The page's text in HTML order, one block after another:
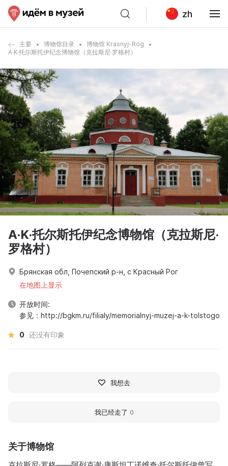
zh
主要 博物馆目录
博物馆 Krasnyj-Rog
A·K·托尔斯托伊纪念博物馆（克拉斯尼·罗格村）
关于博物馆
A·K·托尔斯托伊纪念博物馆（克拉斯尼·
罗格村）
Брянская обл, Почепский р-н, с Красный Рог
在地图上显示
开放时间:
参见：http://bgkm.ru/filialy/memorialnyj-muzej-a-k-tolstogo
0 还没有印象
我想去
我已经走了 0